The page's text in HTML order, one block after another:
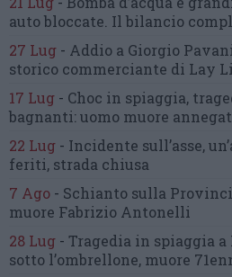
auto bloccate. Il bilancio
27 Lug - Addio a Giorgio
storico commerciante di Lay
17 Lug - Choc in spiaggia,
bagnanti:uomo muore
22 Lug - Incidente sull’asse,
feriti, strada chiusa
7 Ago - Schianto sulla
muore Fabrizio Antonelli
28 Lug - Tragedia in spiaggia a
sotto l’ombrellone, muore